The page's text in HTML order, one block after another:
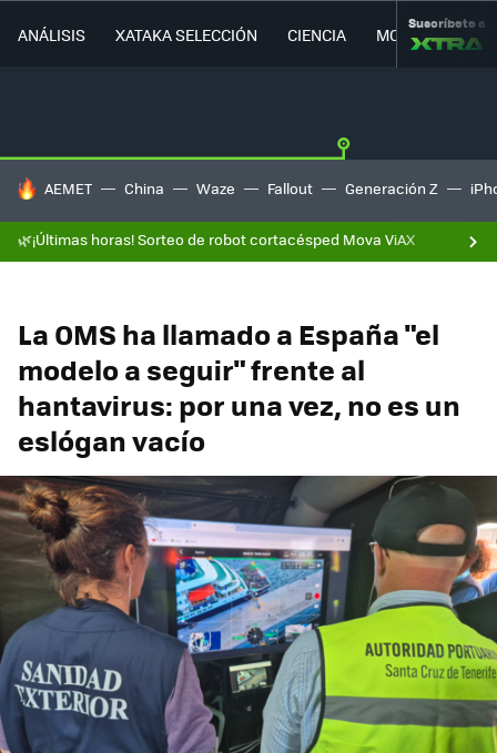
ANÁLISIS XATAKA SELECCIÓN CIENCIA MOVILIDAD
Suscríbete a
HOY SE HABLA DE
AEMET China Waze Fallout Generación Z
🌿¡Últimas horas! Sorteo de robot cortacésped Mova ViAX
La OMS ha llamado a España "el
modelo a seguir" frente al
hantavirus: por una vez, no es un
eslógan vacío